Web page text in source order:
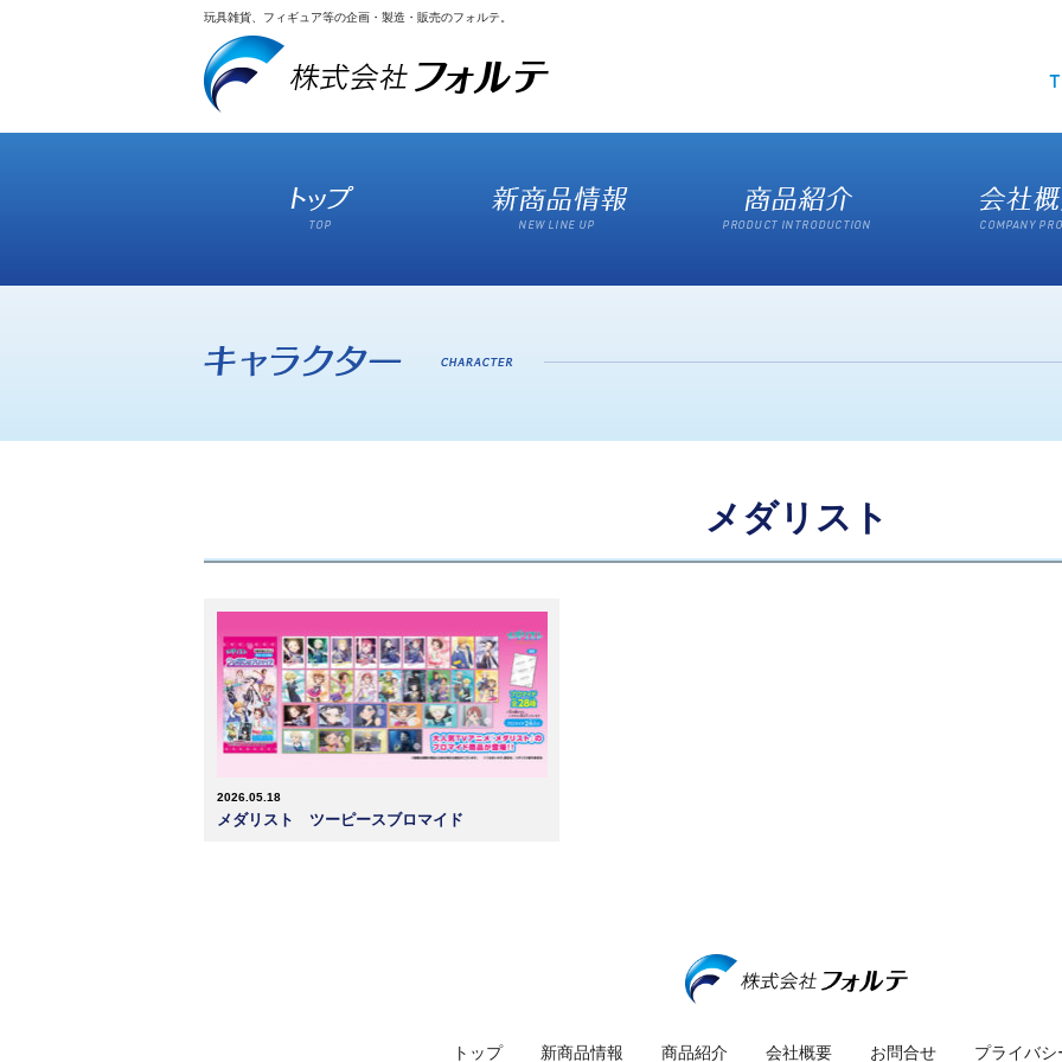
玩具雑貨、フィギュア等の企画・製造・販売のフォルテ。
メダリスト
2026.05.18
メダリスト ツーピースブロマイド
トップ 新商品情報 商品紹介 会社概要 お問合せ プライバシ